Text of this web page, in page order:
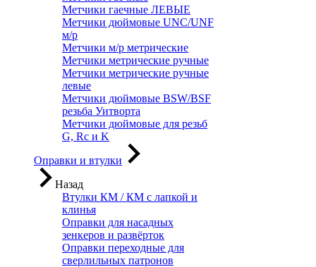
Метчики гаечные ЛЕВЫЕ
Метчики дюймовые UNC/UNF
м/р
Метчики м/р метрические
Метчики метрические ручные
Метчики метрические ручные
левые
Метчики дюймовые BSW/BSF
резьба Уитворта
Метчики дюймовые для резьб
G, Rc и K
Оправки и втулки
Назад
Втулки КМ / КМ с лапкой и
клинья
Оправки для насадных
зенкеров и развёрток
Оправки переходные для
сверлильных патронов